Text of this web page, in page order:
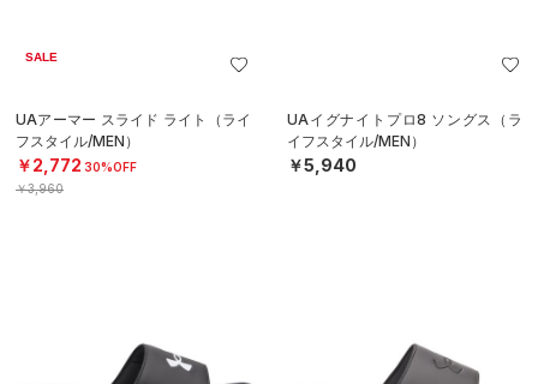
SALE
UAアーマー スライド ライト（ライ
フスタイル/MEN）
￥2,772 30%OFF
￥3,960
UAイグナイトプロ8 ソングス（ラ
イフスタイル/MEN）
￥5,940